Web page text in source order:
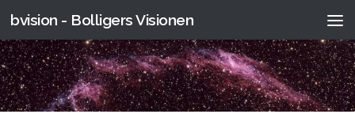
Skip to content
bvision - Bolligers Visionen